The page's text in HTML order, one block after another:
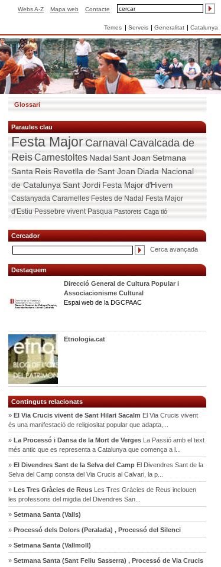
Webs A-Z Mapa web Contacte
Temes Serveis Generalitat Catalunya
Glossari
Paraules clau
Festa MajorCarnavalCavalcada de
ReisCarnestoltesNadalSant JoanSetmana
SantaReisRevetlla de Sant JoanDiada Nacional
de CatalunyaSant Jordi Festa Major d'Hivern
Castanyada Caramelles Festes de Nadal Festa Major
d'Estiu Pessebre vivent Pasqua Pastorets Caga tió
Cercador
Cerca avançada
Destaquem
Direcció General de Cultura Popular i
Associacionisme Cultural
Espai web de la DGCPAAC
Etnologia.cat
Continguts relacionats
» El Via Crucis vivent de Sant Hilari Sacalm El Via Crucis vivent
és una manifestació de religiositat popular que adapta,...
» La Processó i Dansa de la Mort de Verges La Passió amb el text
més antic que es representa a Catalunya que comença a l...
» El Divendres Sant de la Selva del Camp El Divendres Sant de la
Selva del Camp consta del Via Crucis al Calvari, la p...
» Les Tres Gràcies de Reus Les Tres Gràcies de Reus inclouen
les professons del migdia del Divendres San...
» Setmana Santa (Valls)
» Processó dels Dolors (Peralada) , Processó del Silenci
» Setmana Santa (Vallmoll)
» Setmana Santa (Sant Feliu Sasserra) , Processó de Via Crucis